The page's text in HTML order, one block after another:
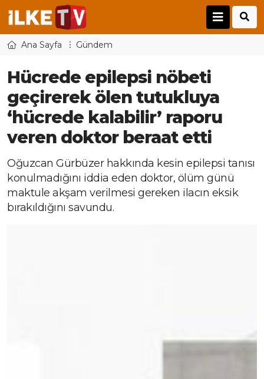
Ana Sayfa Gündem
Hücrede epilepsi nöbeti
geçirerek ölen tutukluya
‘hücrede kalabilir’ raporu
veren doktor beraat etti
Oğuzcan Gürbüzer hakkında kesin epilepsi tanısı
konulmadığını iddia eden doktor, ölüm günü
maktule akşam verilmesi gereken ilacın eksik
bırakıldığını savundu.